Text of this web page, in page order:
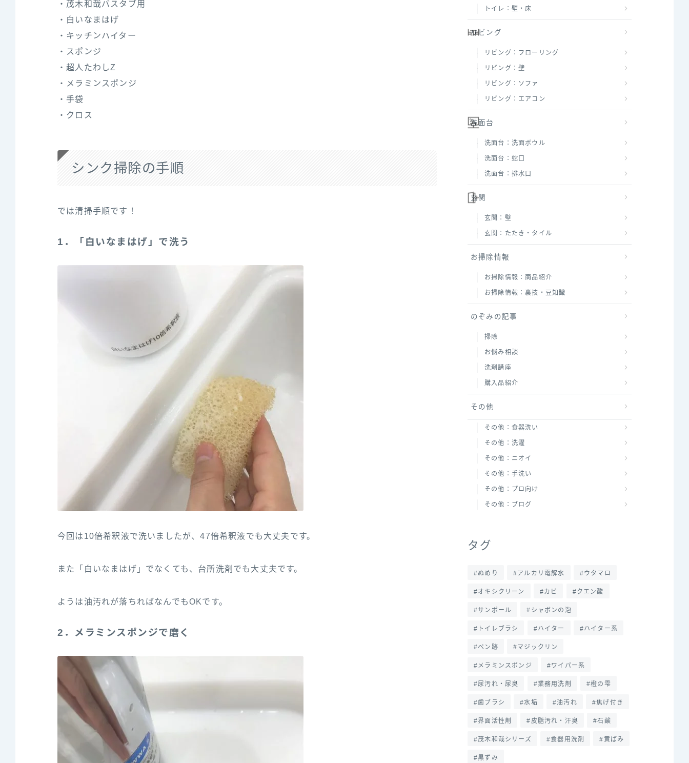
・茂木和哉バスタブ用
・白いなまはげ
・キッチンハイター
・スポンジ
・超人たわしZ
・メラミンスポンジ
・手袋
・クロス
シンク掃除の手順
では清掃手順です！
1．「白いなまはげ」で洗う
今回は10倍希釈液で洗いましたが、47倍希釈液でも大丈夫です。
また「白いなまはげ」でなくても、台所洗剤でも大丈夫です。
ようは油汚れが落ちればなんでもOKです。
2．メラミンスポンジで磨く
トイレ：壁・床
リビング
リビング：フローリング
リビング：壁
リビング：ソファ
リビング：エアコン
洗面台
洗面台：洗面ボウル
洗面台：蛇口
洗面台：排水口
玄関
玄関：壁
玄関：たたき・タイル
お掃除情報
お掃除情報：商品紹介
お掃除情報：裏技・豆知識
のぞみの記事
掃除
お悩み相談
洗剤講座
購入品紹介
その他
その他：食器洗い
その他：洗濯
その他：ニオイ
その他：手洗い
その他：プロ向け
その他：ブログ
タグ
ぬめり アルカリ電解水 ウタマロ
オキシクリーン カビ クエン酸
サンポール シャボンの泡
トイレブラシ ハイター ハイター系
ペン跡 マジックリン
メラミンスポンジ ワイパー系
尿汚れ・尿臭 業務用洗剤 橙の雫
歯ブラシ 水垢 油汚れ 焦げ付き
界面活性剤 皮脂汚れ・汗臭 石鹸
茂木和哉シリーズ 食器用洗剤 黄ばみ
黒ずみ